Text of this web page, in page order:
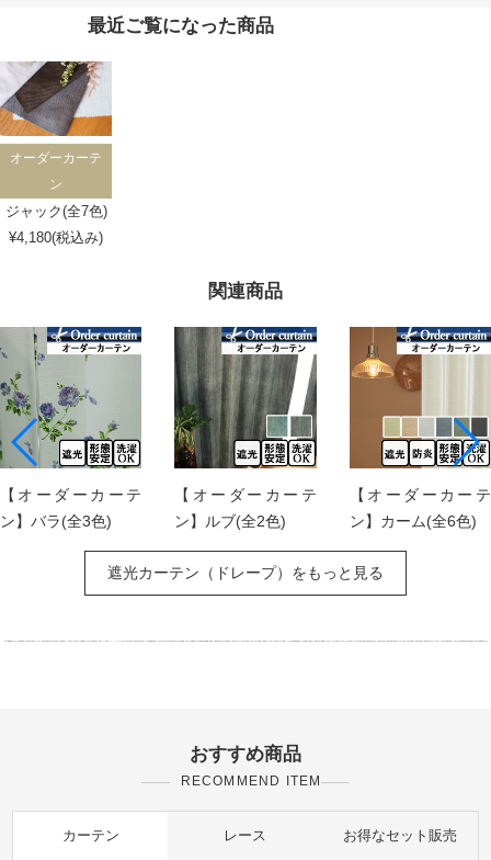
関連商品
【オーダーカーテ
ン】バラ(全3色)
【オーダーカーテ
ン】ルブ(全2色)
【オーダーカーテ
ン】カーム(全6色)
遮光カーテン（ドレープ）をもっと見る
最近ご覧になった商品
オーダーカーテ
ン
ジャック(全7色)
¥4,180(税込み)
おすすめ商品
RECOMMEND ITEM
カーテン レース お得なセット販売